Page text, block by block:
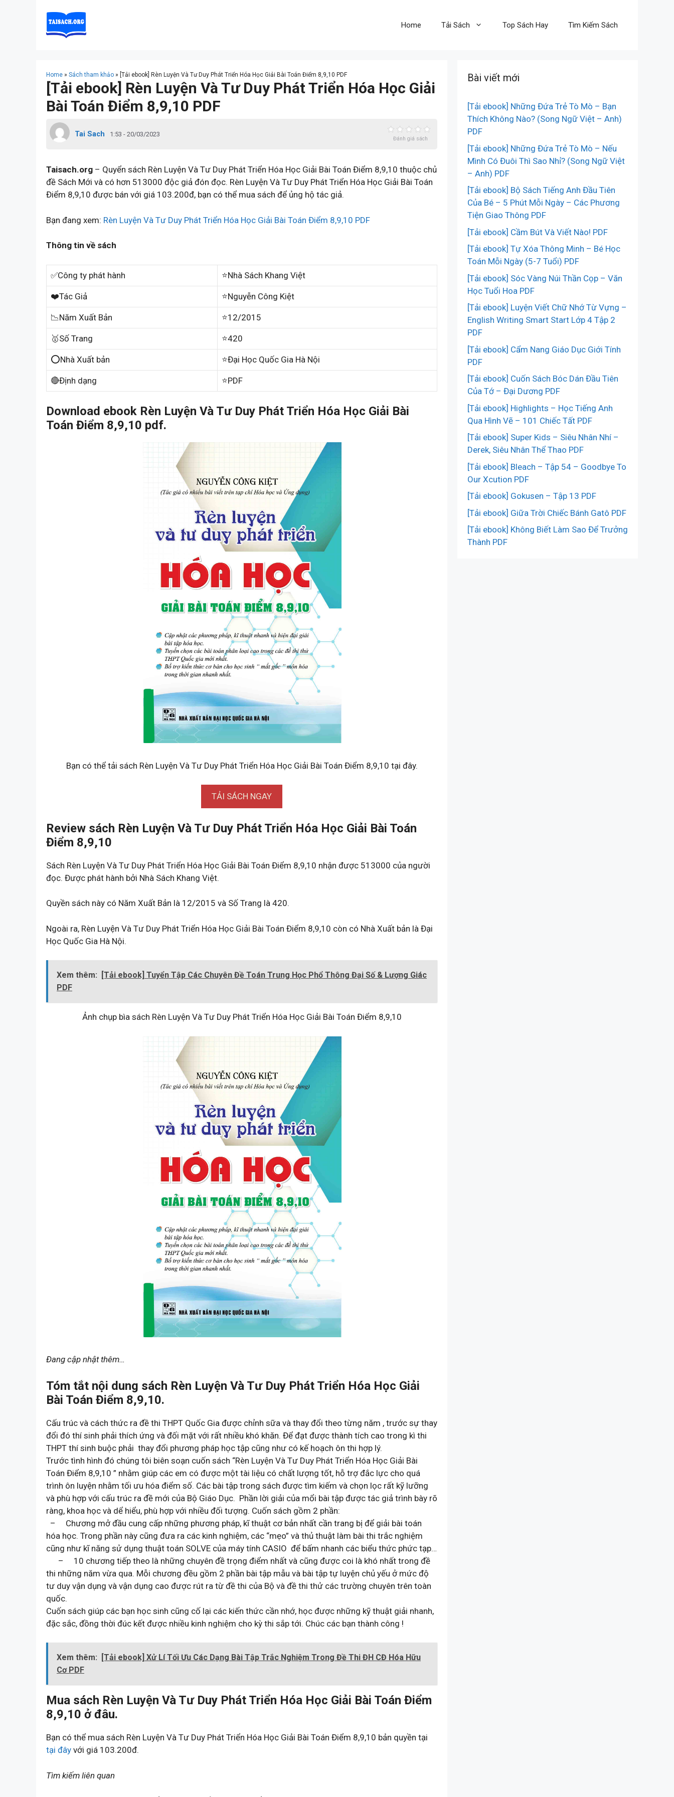
Home Tải Sách Top Sách Hay Tìm Kiếm Sách
Home » Sách tham khảo » [Tải ebook] Rèn Luyện Và Tư Duy Phát Triển Hóa Học Giải Bài Toán Điểm 8,9,10 PDF
[Tải ebook] Rèn Luyện Và Tư Duy Phát Triển Hóa Học Giải
Bài Toán Điểm 8,9,10 PDF
Tai Sach 1:53 - 20/03/2023
Đánh giá sách
Taisach.org – Quyển sách Rèn Luyện Và Tư Duy Phát Triển Hóa Học Giải Bài Toán Điểm 8,9,10 thuộc chủ
đề Sách Mới và có hơn 513000 độc giả đón đọc. Rèn Luyện Và Tư Duy Phát Triển Hóa Học Giải Bài Toán
Điểm 8,9,10 được bán với giá 103.200đ, bạn có thể mua sách để ủng hộ tác giả.
Bạn đang xem: Rèn Luyện Và Tư Duy Phát Triển Hóa Học Giải Bài Toán Điểm 8,9,10 PDF
Thông tin về sách
✅Công ty phát hành ⭐Nhà Sách Khang Việt
❤️Tác Giả ⭐Nguyễn Công Kiệt
📉Năm Xuất Bản ⭐12/2015
🥇Số Trang ⭐420
⭕Nhà Xuất bản ⭐Đại Học Quốc Gia Hà Nội
🔴Định dạng ⭐PDF
Download ebook Rèn Luyện Và Tư Duy Phát Triển Hóa Học Giải Bài
Toán Điểm 8,9,10 pdf.
Bạn có thể tải sách Rèn Luyện Và Tư Duy Phát Triển Hóa Học Giải Bài Toán Điểm 8,9,10 tại đây.
TẢI SÁCH NGAY
Review sách Rèn Luyện Và Tư Duy Phát Triển Hóa Học Giải Bài Toán
Điểm 8,9,10
Sách Rèn Luyện Và Tư Duy Phát Triển Hóa Học Giải Bài Toán Điểm 8,9,10 nhận được 513000 của người
đọc. Được phát hành bởi Nhà Sách Khang Việt.
Quyền sách này có Năm Xuất Bản là 12/2015 và Số Trang là 420.
Ngoài ra, Rèn Luyện Và Tư Duy Phát Triển Hóa Học Giải Bài Toán Điểm 8,9,10 còn có Nhà Xuất bản là Đại
Học Quốc Gia Hà Nội.
Xem thêm:
[Tải ebook] Tuyển Tập Các Chuyên Đề Toán Trung Học Phổ Thông Đại Số & Lượng Giác
PDF
Ảnh chụp bìa sách Rèn Luyện Và Tư Duy Phát Triển Hóa Học Giải Bài Toán Điểm 8,9,10
Đang cập nhật thêm…
Tóm tắt nội dung sách Rèn Luyện Và Tư Duy Phát Triển Hóa Học Giải
Bài Toán Điểm 8,9,10.
Cấu trúc và cách thức ra đề thi THPT Quốc Gia được chỉnh sữa và thay đổi theo từng năm , trước sự thay
đổi đó thí sinh phải thích ứng và đối mặt với rất nhiều khó khăn. Để đạt được thành tích cao trong kì thi
THPT thí sinh buộc phải thay đổi phương pháp học tập cũng như có kế hoạch ôn thi hợp lý.
Trước tình hình đó chúng tôi biên soạn cuốn sách “Rèn Luyện Và Tư Duy Phát Triển Hóa Học Giải Bài
Toán Điểm 8,9,10 ” nhằm giúp các em có được một tài liệu có chất lượng tốt, hỗ trợ đắc lực cho quá
trình ôn luyện nhằm tối ưu hóa điểm số. Các bài tập trong sách được tìm kiếm và chọn lọc rất kỹ lưỡng
và phù hợp với cấu trúc ra đề mới của Bộ Giáo Dục. Phần lời giải của mổi bài tập được tác giả trình bày rõ
ràng, khoa học và dể hiểu, phù hợp với nhiều đối tượng. Cuốn sách gồm 2 phần:
– Chương mở đầu cung cấp những phương pháp, kĩ thuật cơ bản nhất cần trang bị để giải bài toán
hóa học. Trong phần này cũng đưa ra các kinh nghiệm, các “mẹo” và thủ thuật làm bài thi trắc nghiệm
cũng như kĩ năng sử dụng thuật toán SOLVE của máy tính CASIO để bấm nhanh các biểu thức phức tạp…
– 10 chương tiếp theo là những chuyên đề trọng điểm nhất và cũng được coi là khó nhất trong đề
thi những năm vừa qua. Mỗi chương đều gồm 2 phần bài tập mẫu và bài tập tự luyện chủ yếu ở mức độ
tư duy vận dụng và vận dụng cao được rút ra từ đề thi của Bộ và đề thi thử các trường chuyên trên toàn
quốc.
Cuốn sách giúp các bạn học sinh cũng cố lại các kiến thức cần nhớ, học được những kỹ thuật giải nhanh,
đặc sắc, đồng thời đúc kết được nhiều kinh nghiệm cho kỳ thi sắp tới. Chúc các bạn thành công !
Xem thêm:
[Tải ebook] Xử Lí Tối Ưu Các Dạng Bài Tập Trắc Nghiệm Trong Đề Thi ĐH CĐ Hóa Hữu
Cơ PDF
Mua sách Rèn Luyện Và Tư Duy Phát Triển Hóa Học Giải Bài Toán Điểm
8,9,10 ở đâu.
Bạn có thể mua sách Rèn Luyện Và Tư Duy Phát Triển Hóa Học Giải Bài Toán Điểm 8,9,10 bản quyền tại
tại đây với giá 103.200đ.
Tìm kiếm liên quan
Bài viết mới
[Tải ebook] Những Đứa Trẻ Tò Mò – Bạn
Thích Không Nào? (Song Ngữ Việt – Anh)
PDF
[Tải ebook] Những Đứa Trẻ Tò Mò – Nếu
Mình Có Đuôi Thì Sao Nhỉ? (Song Ngữ Việt
– Anh) PDF
[Tải ebook] Bộ Sách Tiếng Anh Đầu Tiên
Của Bé – 5 Phút Mỗi Ngày – Các Phương
Tiện Giao Thông PDF
[Tải ebook] Cầm Bút Và Viết Nào! PDF
[Tải ebook] Tự Xóa Thông Minh – Bé Học
Toán Mỗi Ngày (5-7 Tuổi) PDF
[Tải ebook] Sóc Vàng Núi Thần Cọp – Văn
Học Tuổi Hoa PDF
[Tải ebook] Luyện Viết Chữ Nhớ Từ Vựng –
English Writing Smart Start Lớp 4 Tập 2
PDF
[Tải ebook] Cẩm Nang Giáo Dục Giới Tính
PDF
[Tải ebook] Cuốn Sách Bóc Dán Đầu Tiên
Của Tớ – Đại Dương PDF
[Tải ebook] Highlights – Học Tiếng Anh
Qua Hình Vẽ – 101 Chiếc Tất PDF
[Tải ebook] Super Kids – Siêu Nhân Nhí –
Derek, Siêu Nhân Thể Thao PDF
[Tải ebook] Bleach – Tập 54 – Goodbye To
Our Xcution PDF
[Tải ebook] Gokusen – Tập 13 PDF
[Tải ebook] Giữa Trời Chiếc Bánh Gatô PDF
[Tải ebook] Không Biết Làm Sao Để Trưởng
Thành PDF